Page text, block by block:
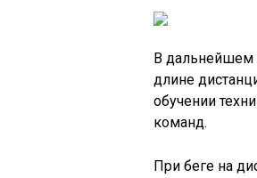
В дальнейшем
длине
обучении
команд.
При беге на